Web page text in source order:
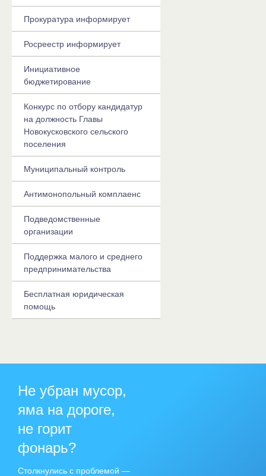
Прокуратура информирует
Росреестр информирует
Инициативное
бюджетирование
Конкурс по отбору кандидатур
на должность Главы
Новокусковского сельского
поселения
Муниципальный контроль
Антимонопольный комплаенс
Подведомственные
организации
Поддержка малого и среднего
предпринимательства
Бесплатная юридическая
помощь
Не убран мусор,
яма на дороге,
не горит
фонарь?
Столкнулись с проблемой —